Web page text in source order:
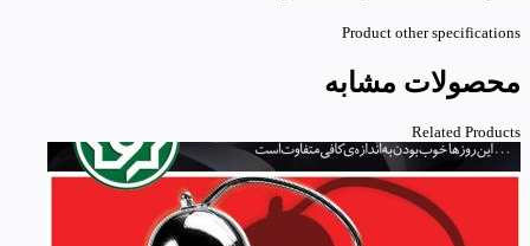
Product other specifications
محصولات مشابه
Related Products